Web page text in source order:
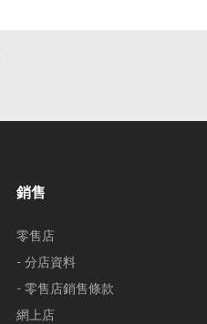
銷售
零售店
- 分店資料
- 零售店銷售條款
網上店